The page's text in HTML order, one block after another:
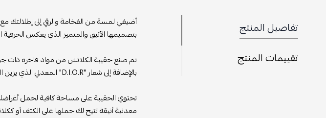
تفاصيل المنتج
تقييمات المنتج
أضيفي لمسة من الفخامة والرقي إلى إطلالتك مع
بتصميمها الأنيق والمتميز الذي يعكس الحرفية
تم صنع حقيبة الكلاتش من مواد فاخرة ذات
بالإضافة إلى شعار "D.I.O.R" المعدني الذي يزين الحقيبة ويضفي عليها لمسة من التميز والرقي.
تحتوي الحقيبة على مساحة كافية لحمل
معدنية أنيقة تتيح لك حملها على الكتف أو